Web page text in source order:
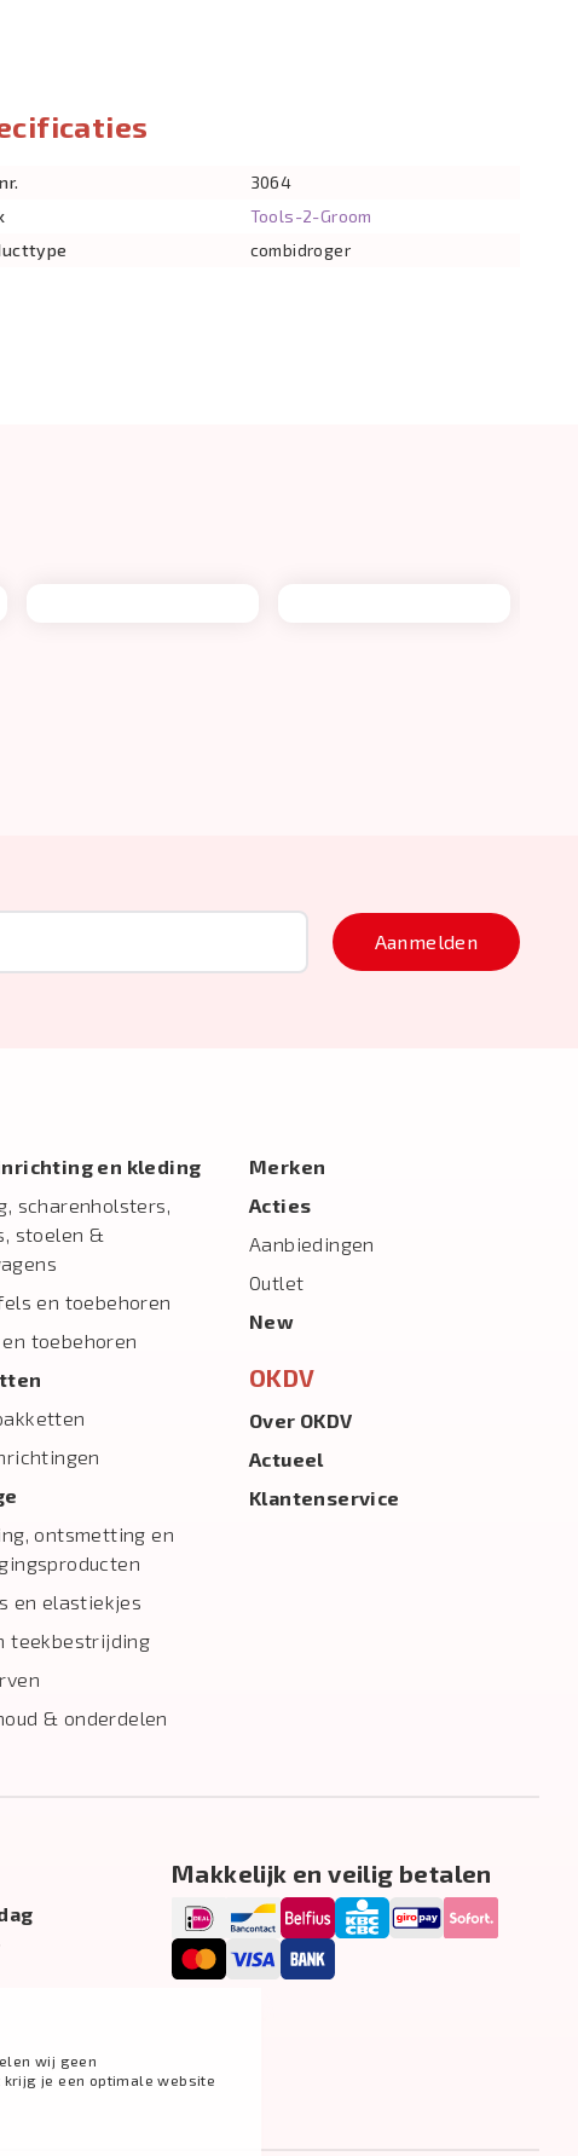
3064
Tools-2-Groom
combidroger
Aanmelden
en kleding
scharenholsters,
stoelen &
en toebehoren
toebehoren
ontsmetting en
en elastiekjes
teekbestrijding
& onderdelen
Merken
Acties
Aanbiedingen
Outlet
New
OKDV
Over OKDV
Actueel
Klantenservice
Makkelijk en veilig betalen
wij geen
krijg je een optimale website